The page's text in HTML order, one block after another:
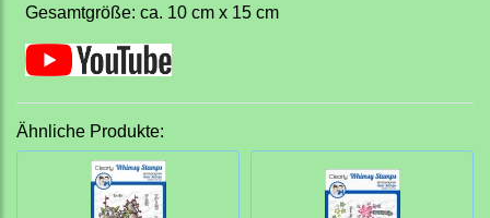
Gesamtgröße: ca. 10 cm x 15 cm
Ähnliche Produkte: